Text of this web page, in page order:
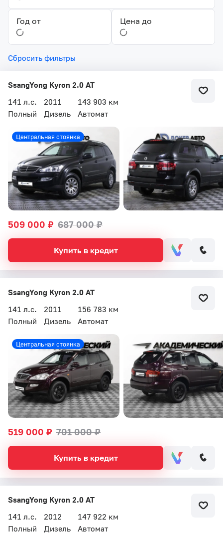
Год от Цена до
Сбросить фильтры
SsangYong Kyron 2.0 AT
141 л.с.
2011
143 903 км
Полный
Дизель Автомат
509 000 ₽ 687 000 ₽
Центральная стоянка
Купить в кредит
SsangYong Kyron 2.0 AT
141 л.с.
2011
156 783 км
Полный
Дизель Автомат
519 000 ₽ 701 000 ₽
Центральная стоянка
Купить в кредит
SsangYong Kyron 2.0 AT
141 л.с.
2012
147 922 км
Полный
Дизель Автомат